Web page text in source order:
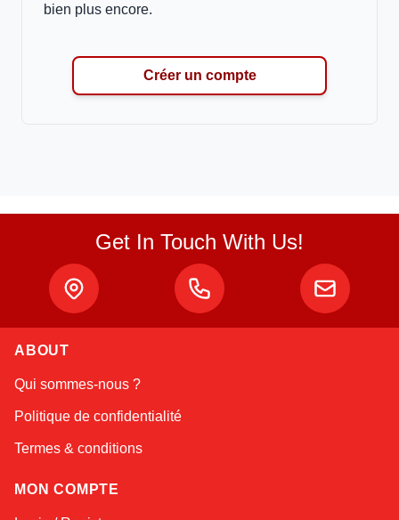
bien plus encore.
Créer un compte
Get In Touch With Us!
ABOUT
Qui sommes-nous ?
Politique de confidentialité
Termes & conditions
MON COMPTE